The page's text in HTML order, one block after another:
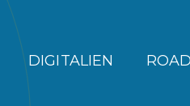
DIGITALIEN